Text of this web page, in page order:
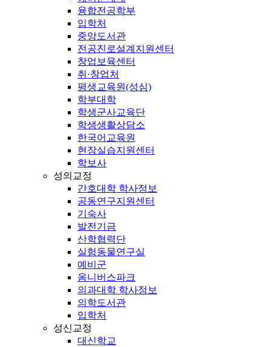
융합전공학부
입학처
중앙도서관
전공진로설계지원센터
창업보육센터
취·창업처
평생교육원(성심)
학부대학
학생군사교육단
학생생활상담소
한국어교육원
현장실습지원센터
학보사
성의교정
간호대학 학사정보
공동연구지원센터
기숙사
발전기금
산학협력단
실험동물연구실
예비군
옴니버스파크
의과대학 학사정보
의학도서관
입학처
성신교정
대신학교